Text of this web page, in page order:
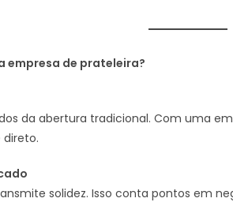
empresa de prateleira?
da abertura tradicional. Com uma
direto.
solidez. Isso conta pontos em